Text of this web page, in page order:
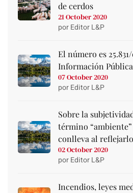
de cerdos
21 October 2020
por Editor L&P
El número es
Información
07 October 2020
por Editor L&P
Sobre la
término
conlleva al
02 October 2020
por Editor L&P
Incendios, leyes